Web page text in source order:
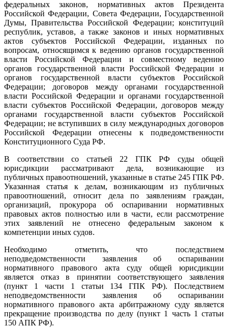
федеральных законов, нормативных актов Президента
Российской Федерации, Совета Федерации, Государственной
Думы, Правительства Российской Федерации; конституций
республик, уставов, а также законов и иных нормативных
актов субъектов Российской Федерации, изданных по
вопросам, относящимся к ведению органов государственной
власти Российской Федерации и совместному ведению
органов государственной власти Российской Федерации и
органов государственной власти субъектов Российской
Федерации; договоров между органами государственной
власти Российской Федерации и органами государственной
власти субъектов Российской Федерации, договоров между
органами государственной власти субъектов Российской
Федерации; не вступивших в силу международных договоров
Российской Федерации отнесены к подведомственности
Конституционного Суда РФ.
В соответствии со статьей 22 ГПК РФ суды общей
юрисдикции рассматривают дела, возникающие из
публичных правоотношений, указанные в статье 245 ГПК РФ.
Указанная статья к делам, возникающим из публичных
правоотношений, относит дела по заявлениям граждан,
организаций, прокурора об оспаривании нормативных
правовых актов полностью или в части, если рассмотрение
этих заявлений не отнесено федеральным законом к
компетенции иных судов.
Необходимо отметить, что последствием
неподведомственности заявления об оспаривании
нормативного правового акта суду общей юрисдикции
является отказ в принятии соответствующего заявления
(пункт 1 части 1 статьи 134 ГПК РФ). Последствием
неподведомственности заявления об оспаривании
нормативного правового акта арбитражному суду является
прекращение производства по делу (пункт 1 часть 1 статьи
150 АПК РФ).